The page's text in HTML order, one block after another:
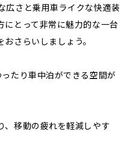
広さと乗用車ライクな快適装
にとって非常に魅力的な一台
さらいしましょう。
たり車中泊ができる空間が
、移動の疲れを軽減しやす